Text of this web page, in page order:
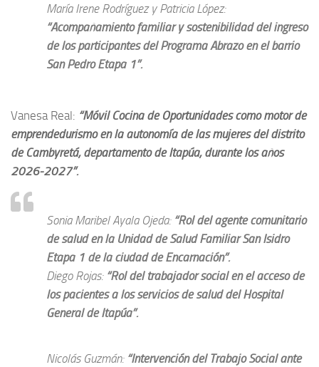
María Irene Rodríguez y Patricia López:
“Acompañamiento familiar y sostenibilidad del ingreso
de los participantes del Programa Abrazo en el barrio
San Pedro Etapa 1”.
Vanesa Real: “Móvil Cocina de Oportunidades como motor de
emprendedurismo en la autonomía de las mujeres del distrito
de Cambyretá, departamento de Itapúa, durante los años
2026-2027”.
Sonia Maribel Ayala Ojeda: “Rol del agente comunitario
de salud en la Unidad de Salud Familiar San Isidro
Etapa 1 de la ciudad de Encarnación”.
Diego Rojas: “Rol del trabajador social en el acceso de
los pacientes a los servicios de salud del Hospital
General de Itapúa”.
Nicolás Guzmán: “Intervención del Trabajo Social ante